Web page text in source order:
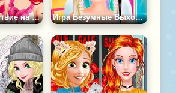
Игра Путешествие на Стиле от Принцесс Игра Безумные Выходные Принцесс Диснея